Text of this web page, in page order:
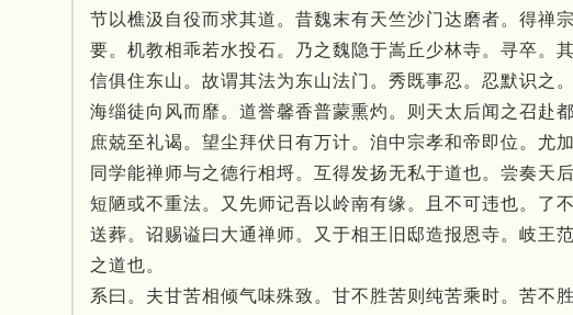
节以樵汲自役而求其道。 昔魏末有天竺沙门达磨者。 得禅
要。 机教相乖若水投石。 乃之魏隐于嵩丘少林寺。 寻卒。
信俱住东山。 故谓其法为东山法门。 秀既事忍。 忍默识之。
海缁徒向风而靡。 道誉馨香普蒙熏灼。 则天太后闻之召赴都
庶兢至礼谒。 望尘拜伏日有万计。 洎中宗孝和帝即位。 尤
同学能禅师与之德行相埒。 互得发扬无私于道也。 尝奏天
短陋或不重法。
又先师记吾以岭南有缘。 且不可违也。 了
送葬。 诏赐谥曰大通禅师。 又于相王旧邸造报恩寺。 岐王范
之道也。
系曰。 夫甘苦相倾气味殊致。 甘不胜苦则纯苦乘时。 苦不